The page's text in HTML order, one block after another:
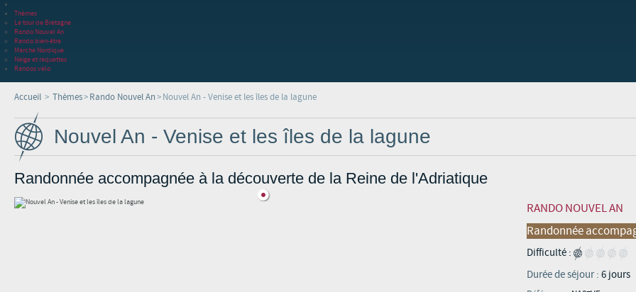
Thèmes
Le tour de Bretagne
Rando Nouvel An
Rando bien-être
Marche Nordique
Neige et raquettes
Randos vélo
Accueil > Thèmes>Rando Nouvel An>Nouvel An - Venise et les îles de la lagune
Nouvel An - Venise et les îles de la lagune
Randonnée accompagnée à la découverte de la Reine de l'Adriatique
RANDO NOUVEL AN
Randonnée
Difficulté :
Durée de séjour : 6 jours